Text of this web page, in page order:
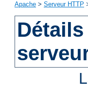
Apache > Serveur HTTP